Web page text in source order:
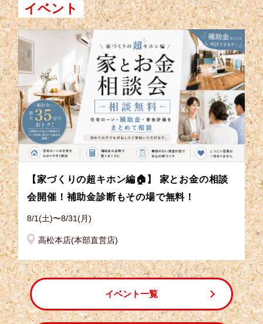
イベント
【家づくりの超キホン編🏠】 家とお金の相談
会開催！補助金診断もその場で無料！
8/1(土)〜8/31(月)
高松本店(本部直営店)
イベント一覧